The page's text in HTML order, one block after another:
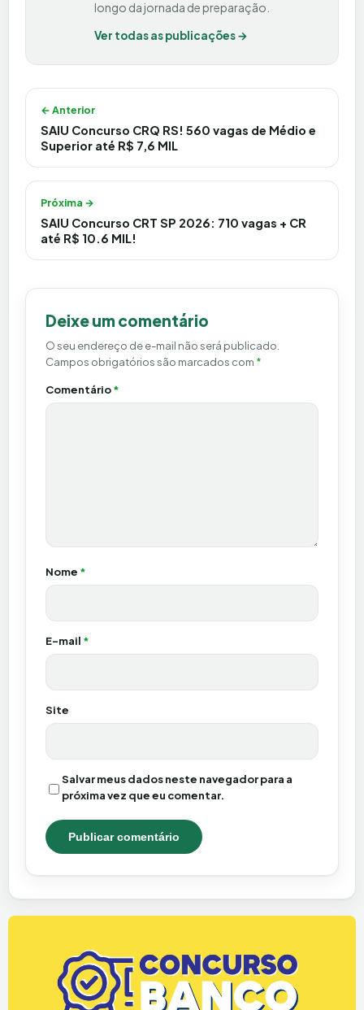
longo da jornada de preparação.
Ver todas as publicações →
Navegação de Post
← Anterior
SAIU Concurso CRQ RS! 560 vagas de Médio e
Superior até R$ 7,6 MIL
Próxima →
SAIU Concurso CRT SP 2026: 710 vagas + CR
até R$ 10.6 MIL!
Deixe um comentário
O seu endereço de e-mail não será publicado.
Campos obrigatórios são marcados com *
Comentário*
Nome *
E-mail *
Site
Salvar meus dados neste navegador para a
próxima vez que eu comentar.